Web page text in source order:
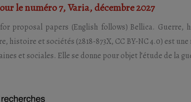
le numéro 7, Varia, décembre 2027
proposal papers (English follows) Bellica. Guerre,
histoire et sociétés (2818-873X, CC BY-NC 4.0) est
et sociales. Elle se donne pour objet l’étude de la